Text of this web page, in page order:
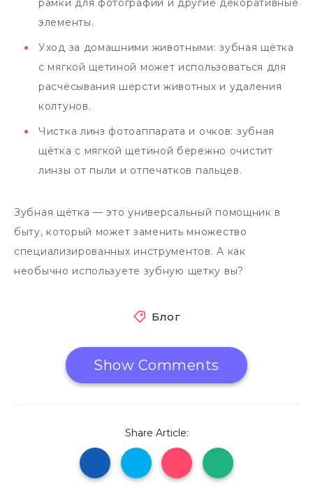
рамки для фотографий и другие декоративные
элементы.
Уход за домашними животными: зубная щётка
с мягкой щетиной может использоваться для
расчёсывания шерсти животных и удаления
колтунов.
Чистка линз фотоаппарата и очков: зубная
щётка с мягкой щетиной бережно очистит
линзы от пыли и отпечатков пальцев.
Зубная щётка — это универсальный помощник в
быту, который может заменить множество
специализированных инструментов. А как
необычно используете зубную щетку вы?
Блог
Show Comments
Share Article: